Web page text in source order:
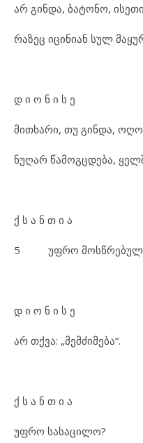
არ გინდა, ბატონო,
რაზეც იცინიან სულ
დ ი ო ნ ი ს ე
მითხარი, თუ გინდა,
ნუღარ წამოგცდება,
ქ ს ა ნ თ ი ა
5 უფრო
დ ი ო ნ ი ს ე
არ თქვა: „მემძიმება“.
ქ ს ა ნ თ ი ა
უფრო სასაცილო?